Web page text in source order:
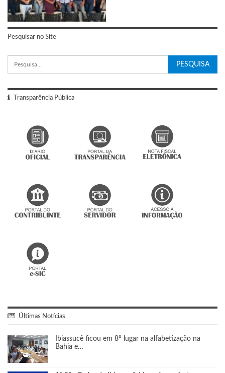
Pesquisar no Site
Transparência Pública
Últimas Notícias
Ibiassucê ficou em 8º lugar na alfabetização na
Bahia e…